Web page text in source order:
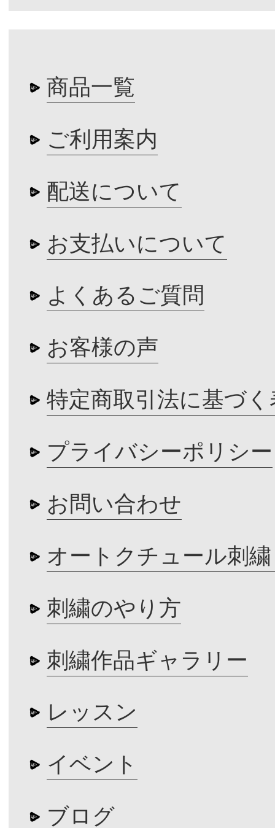
商品一覧
ご利用案内
配送について
お支払いについて
よくあるご質問
お客様の声
特定商取引法に基づく
プライバシーポリシー
お問い合わせ
オートクチュール刺
刺繍のやり方
刺繍作品ギャラリー
レッスン
イベント
ブログ